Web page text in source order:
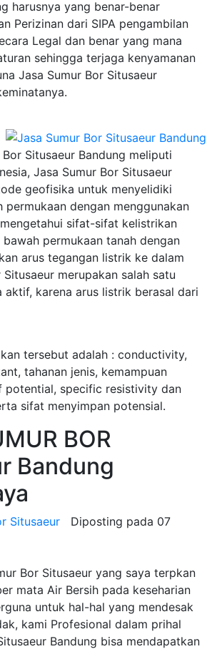
harusnya yang benar-benar
Perizinan dari SIPA pengambilan
Legal dan benar yang mana
sehingga terjaga kenyamanan
Jasa Sumur Bor Situsaeur
Situsaeur Bandung meliputi
Jasa Sumur Bor Situsaeur
geofisika untuk menyelidiki
permukaan dengan menggunakan
sifat-sifat kelistrikan
permukaan tanah dengan
arus tegangan listrik ke dalam
merupakan salah satu
aktif, karena arus listrik berasal dari
tersebut adalah : conductivity,
tahanan jenis, kemampuan
potential, specific resistivity dan
sifat menyimpan potensial.
BOR
Bandung
Situsaeur Diposting pada 07
Bor Situsaeur yang saya terpkan
mata Air Bersih pada keseharian
untuk hal-hal yang mendesak
kami Profesional dalam prihal
Bandung bisa mendapatkan